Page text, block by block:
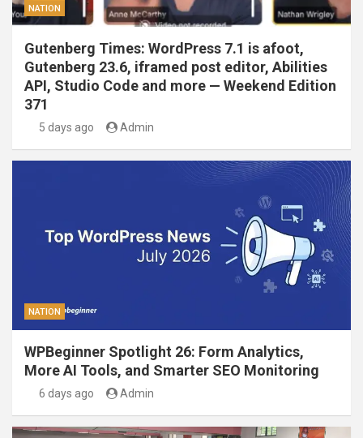
NATION
Gutenberg Times: WordPress 7.1 is afoot,
Gutenberg 23.6, iframed post editor, Abilities
API, Studio Code and more — Weekend Edition
371
5 days ago Admin
NATION
WPBeginner Spotlight 26: Form Analytics,
More AI Tools, and Smarter SEO Monitoring
6 days ago Admin